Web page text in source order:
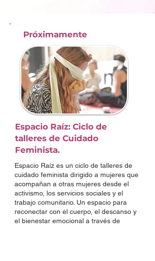
Próximamente
Espacio Raíz: Ciclo de
talleres de Cuidado
Feminista.
Espacio Raíz es un ciclo de talleres de
cuidado feminista dirigido a mujeres que
acompañan a otras mujeres desde el
activismo, los servicios sociales y el
trabajo comunitario. Un espacio para
reconectar con el cuerpo, el descanso y
el bienestar emocional a través de